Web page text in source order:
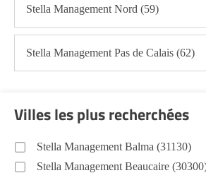
Stella Management Nord (59)
Stella Management Pas de Calais (62)
Villes les plus recherchées
Stella Management Balma (31130)
Stella Management Beaucaire